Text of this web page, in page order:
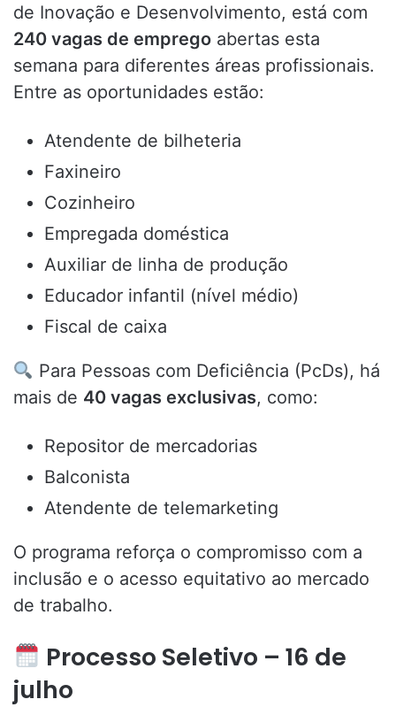
de Inovação e Desenvolvimento, está com
240 vagas de emprego abertas esta
semana para diferentes áreas profissionais.
Entre as oportunidades estão:
Atendente de bilheteria
Faxineiro
Cozinheiro
Empregada doméstica
Auxiliar de linha de produção
Educador infantil (nível médio)
Fiscal de caixa
Para Pessoas com Deficiência (PcDs), há
mais de 40 vagas exclusivas, como:
Repositor de mercadorias
Balconista
Atendente de telemarketing
O programa reforça o compromisso com a
inclusão e o acesso equitativo ao mercado
de trabalho.
Processo Seletivo – 16 de
julho